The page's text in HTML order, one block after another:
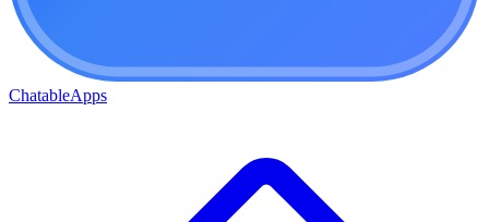
ChatableApps